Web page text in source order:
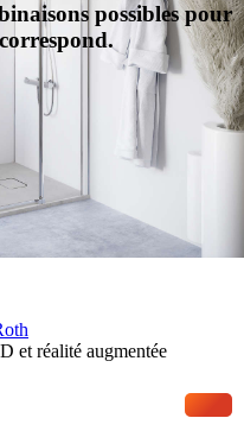
possibles pour
et réalité augmentée